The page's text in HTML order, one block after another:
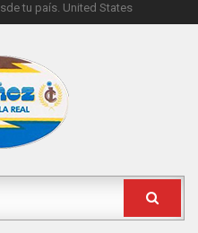
tu país. United States